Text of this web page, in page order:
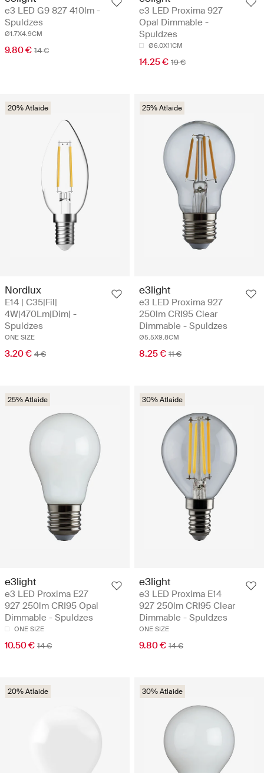
e3 LED G9 827 410lm -
Spuldzes
Ø1.7X4.9CM
9.80 € 14 €
e3 LED Proxima 927
Opal Dimmable -
Spuldzes
Ø6.0X11CM
14.25 € 19 €
20% Atlaide
Nordlux
E14 | C35|Fil|
4W|470Lm|Dim| -
Spuldzes
ONE SIZE
3.20 € 4 €
25% Atlaide
e3light
e3 LED Proxima 927
250lm CRI95 Clear
Dimmable - Spuldzes
Ø5.5X9.8CM
8.25 € 11 €
25% Atlaide
e3light
e3 LED Proxima E27
927 250lm CRI95 Opal
Dimmable - Spuldzes
ONE SIZE
10.50 € 14 €
30% Atlaide
e3light
e3 LED Proxima E14
927 250lm CRI95 Clear
Dimmable - Spuldzes
ONE SIZE
9.80 € 14 €
20% Atlaide 30% Atlaide